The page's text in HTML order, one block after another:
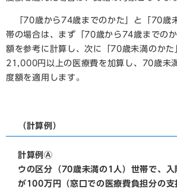
「70歳から74歳までのかた」と「70歳
帯の場合は、まず「70歳から74歳までの
額を参考に計算し、次に「70歳未満のかた
21,000円以上の医療費を加算し、70歳未
度額を適用します。
（計算例）
計算例Ⓐ
ウの区分（70歳未満の1人）世帯で、入
が100万円（窓口での医療費負担分の